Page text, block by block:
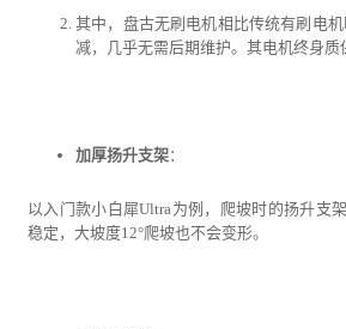
其中，盘古无刷电机相比传统有刷电
减，几乎无需后期维护。其电机终身质
加厚扬升支架：
以入门款小白犀Ultra为例，爬坡时的扬升支
稳定，大坡度12°爬坡也不会变形。